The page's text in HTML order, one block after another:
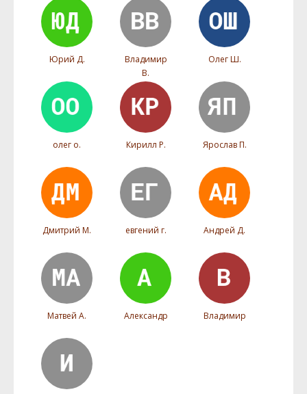
Юрий Д.
Владимир
В.
Олег Ш.
олег о. Кирилл Р. Ярослав П.
Дмитрий М. евгений г. Андрей Д.
Матвей А. Александр Владимир